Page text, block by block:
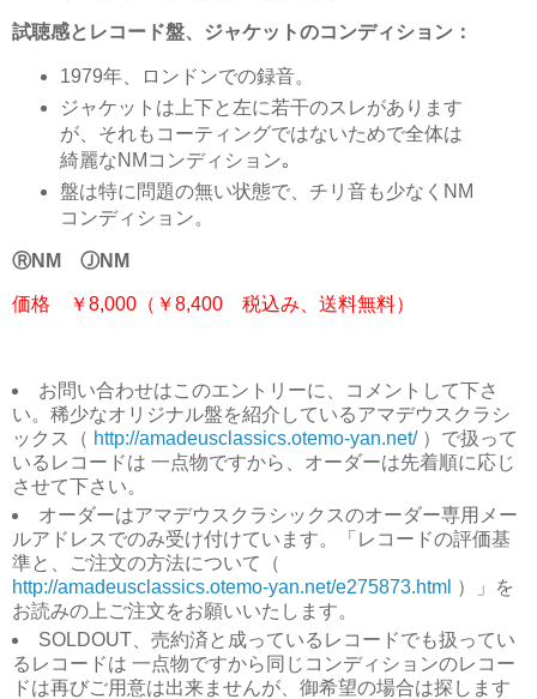
試聴感とレコード盤、ジャケットのコンディション：
1979年、ロンドンでの録音。
ジャケットは上下と左に若干のスレがあります
が、それもコーティングではないためで全体は
綺麗なNMコンディション｡
盤は特に問題の無い状態で、チリ音も少なくNM
コンディション。
ⓇNM ⒿNM
価格 ￥8,000（￥8,400 税込み、送料無料）
お問い合わせはこのエントリーに、コメントして下さ
い。稀少なオリジナル盤を紹介しているアマデウスクラシ
ックス（ http://amadeusclassics.otemo-yan.net/）で扱って
いるレコードは 一点物ですから、オーダーは先着順に応じ
させて下さい。
オーダーはアマデウスクラシックスのオーダー専用メー
ルアドレスでのみ受け付けています。「レコードの評価基
準と、ご注文の方法について（
http://amadeusclassics.otemo-yan.net/e275873.html ）」を
お読みの上ご注文をお願いいたします。
SOLDOUT、売約済と成っているレコードでも扱ってい
るレコードは 一点物ですから同じコンディションのレコー
ドは再びご用意は出来ませんが、御希望の場合は探します